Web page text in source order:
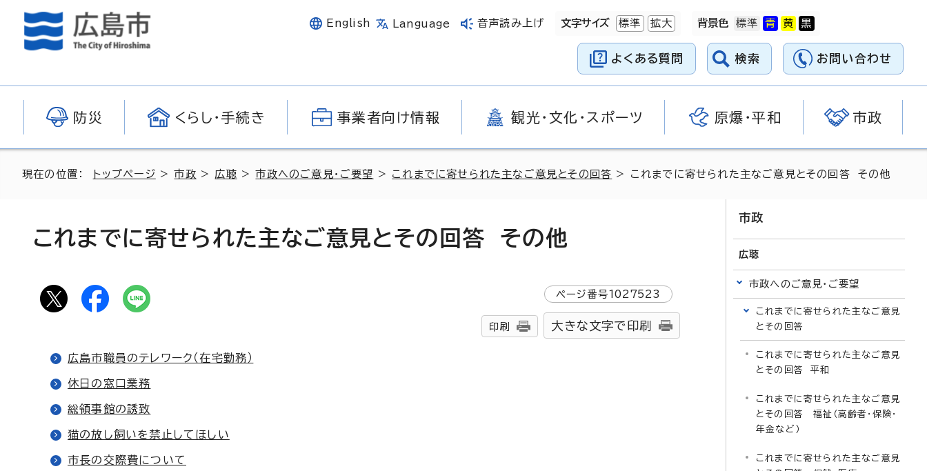
English Language 音声読み上げ 文字サイズ 標準 拡大 背景色
よくある質問 検索 お問い合わせ
防災 くらし・手続き 事業者向け情報 観光・文化・スポーツ 原爆・平和 市政
現在の位置： トップページ >市政 > 広聴 >市政へのご意見・ご要望 > これまでに寄せられた主なご意見とその回答 > これまでに寄せられた主なご意見とその回答 その他
これまでに寄せられた主なご意見とその回答 その他
ページ番号1027523
印刷 大きな文字で印刷
広島市職員のテレワーク（在宅勤務）
休日の窓口業務
総領事館の誘致
猫の放し飼いを禁止してほしい
市長の交際費について
市政
広聴
市政へのご意見・ご要望
これまでに寄せられた主なご意見
とその回答
これまでに寄せられた主なご意見
とその回答 平和
これまでに寄せられた主なご意見
とその回答 福祉（高齢者・保険・
年金など）
これまでに寄せられた主なご意見